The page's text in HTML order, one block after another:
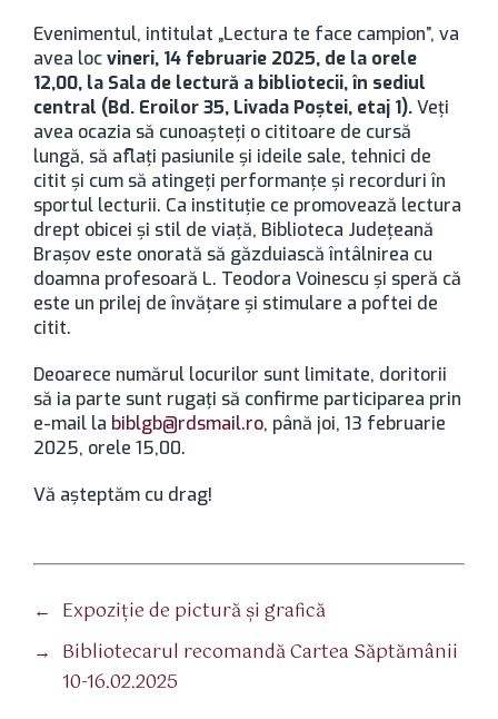
Evenimentul, intitulat „Lectura te face campion”, va
avea locvineri, 14 februarie 2025, de la orele
12,00, la Sala de lectură a bibliotecii, în sediul
central (Bd. Eroilor 35, Livada Poştei, etaj 1).Veţi
avea ocazia să cunoaşteţi o cititoare de cursă
lungă, să aflaţi pasiunile şi ideile sale, tehnici de
citit şi cum să atingeţi performanţe şi recorduri în
sportul lecturii. Ca instituţie ce promovează lectura
drept obicei şi stil de viaţă, Biblioteca Judeţeană
Braşov este onorată să găzduiască întâlnirea cu
doamna profesoară L. Teodora Voinescu şi speră că
este un prilej de învăţare şi stimulare a poftei de
citit.
Deoarece numărul locurilor sunt limitate, doritorii
să ia parte sunt rugaţi să confirme participarea prin
e-mail la biblgb@rdsmail.ro, până joi, 13 februarie
2025, orele 15,00.
Vă aşteptăm cu drag!
← Expoziție de pictură și grafică
→ Bibliotecarul recomandă Cartea Săptămânii
10-16.02.2025